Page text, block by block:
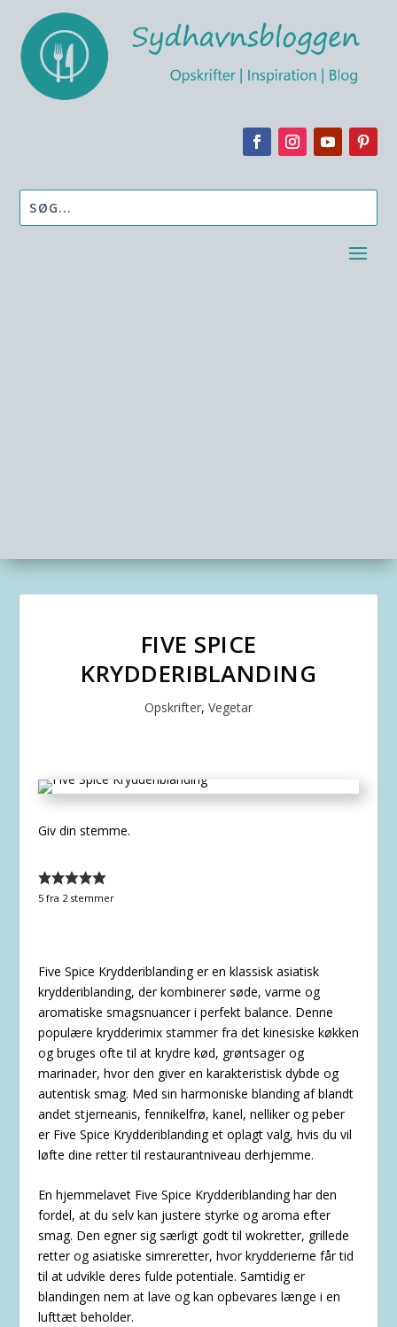
FIVE SPICE
KRYDDERIBLANDING
Opskrifter, Vegetar
Giv din stemme.
5fra 2stemmer
Five Spice Krydderiblanding er en klassisk asiatisk
krydderiblanding, der kombinerer søde, varme og
aromatiske smagsnuancer i perfekt balance. Denne
populære krydderimix stammer fra det kinesiske køkken
og bruges ofte til at krydre kød, grøntsager og
marinader, hvor den giver en karakteristisk dybde og
autentisk smag. Med sin harmoniske blanding af blandt
andet stjerneanis, fennikelfrø, kanel, nelliker og peber
er Five Spice Krydderiblanding et oplagt valg, hvis du vil
løfte dine retter til restaurantniveau derhjemme.
En hjemmelavet Five Spice Krydderiblanding har den
fordel, at du selv kan justere styrke og aroma efter
smag. Den egner sig særligt godt til wokretter, grillede
retter og asiatiske simreretter, hvor krydderierne får tid
til at udvikle deres fulde potentiale. Samtidig er
blandingen nem at lave og kan opbevares længe i en
lufttæt beholder.